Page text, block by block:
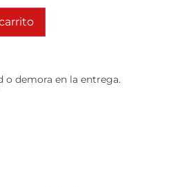
o demora en la entrega.